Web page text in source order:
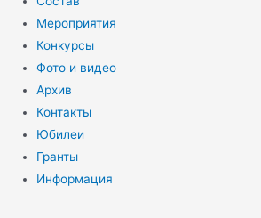
Мероприятия
Конкурсы
Фото и видео
Архив
Контакты
Юбилеи
Гранты
Информация